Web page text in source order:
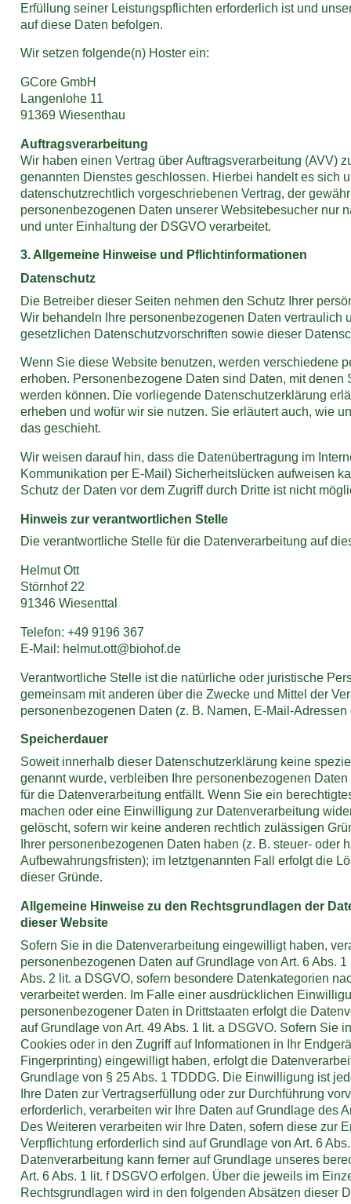
Erfüllung seiner Leistungspflichten erforderlich ist und
auf diese Daten befolgen.
Wir setzen folgende(n) Hoster ein:
GCore GmbH
Langenlohe 11
91369 Wiesenthau
Auftragsverarbeitung
Wir haben einen Vertrag über Auftragsverarbeitung (AVV)
genannten Dienstes geschlossen. Hierbei handelt es sich
datenschutzrechtlich vorgeschriebenen Vertrag, der
personenbezogenen Daten unserer Websitebesucher nur
und unter Einhaltung der DSGVO verarbeitet.
3. Allgemeine Hinweise und Pflicht­informationen
Datenschutz
Die Betreiber dieser Seiten nehmen den Schutz Ihrer
Wir behandeln Ihre personenbezogenen Daten vertraulich
gesetzlichen Datenschutzvorschriften sowie dieser
Wenn Sie diese Website benutzen, werden verschiedene
erhoben. Personenbezogene Daten sind Daten, mit denen
werden können. Die vorliegende Datenschutzerklärung
erheben und wofür wir sie nutzen. Sie erläutert auch, wie
das geschieht.
Wir weisen darauf hin, dass die Datenübertragung im
Kommunikation per E-Mail) Sicherheitslücken aufweisen
Schutz der Daten vor dem Zugriff durch Dritte ist nicht
Hinweis zur verantwortlichen Stelle
Die verantwortliche Stelle für die Datenverarbeitung auf
Helmut Ott
Störnhof 22
91346 Wiesenttal
Telefon: +49 9196 367
E-Mail: helmut.ott@biohof.de
Verantwortliche Stelle ist die natürliche oder juristische
gemeinsam mit anderen über die Zwecke und Mittel der
personenbezogenen Daten (z. B. Namen, E-Mail-Adressen
Speicherdauer
Soweit innerhalb dieser Datenschutzerklärung keine
genannt wurde, verbleiben Ihre personenbezogenen
für die Datenverarbeitung entfällt. Wenn Sie ein
machen oder eine Einwilligung zur Datenverarbeitung
gelöscht, sofern wir keine anderen rechtlich zulässigen
Ihrer personenbezogenen Daten haben (z. B. steuer- oder
Aufbewahrungsfristen); im letztgenannten Fall erfolgt die
dieser Gründe.
Allgemeine Hinweise zu den Rechtsgrundlagen der
dieser Website
Sofern Sie in die Datenverarbeitung eingewilligt haben,
personenbezogenen Daten auf Grundlage von Art. 6 Abs. 1
Abs. 2 lit. a DSGVO, sofern besondere Datenkategorien
verarbeitet werden. Im Falle einer ausdrücklichen
personenbezogener Daten in Drittstaaten erfolgt die
auf Grundlage von Art. 49 Abs. 1 lit. a DSGVO. Sofern Sie
Cookies oder in den Zugriff auf Informationen in Ihr
Fingerprinting) eingewilligt haben, erfolgt die
Grundlage von § 25 Abs. 1 TDDDG. Die Einwilligung ist
Ihre Daten zur Vertragserfüllung oder zur Durchführung
erforderlich, verarbeiten wir Ihre Daten auf Grundlage des
Des Weiteren verarbeiten wir Ihre Daten, sofern diese zur
Verpflichtung erforderlich sind auf Grundlage von Art. 6
Datenverarbeitung kann ferner auf Grundlage unseres
Art. 6 Abs. 1 lit. f DSGVO erfolgen. Über die jeweils im
Rechtsgrundlagen wird in den folgenden Absätzen dieser